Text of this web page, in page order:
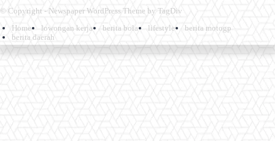
© Copyright - Newspaper WordPress Theme by TagDiv
Home
lowongan kerja berita bola lifestyle
berita motogp
berita daerah